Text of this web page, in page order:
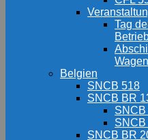
Tag
Belgien
SNCB 518
SNCB BR
SNCB
SNCB
SNCB BR